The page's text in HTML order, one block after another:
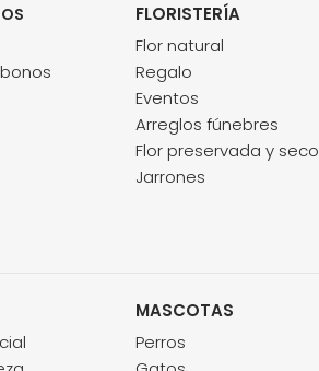
FLORISTERÍA
Flor natural
Regalo
Eventos
Arreglos fúnebres
Flor preservada y seco
Jarrones
MASCOTAS
Perros